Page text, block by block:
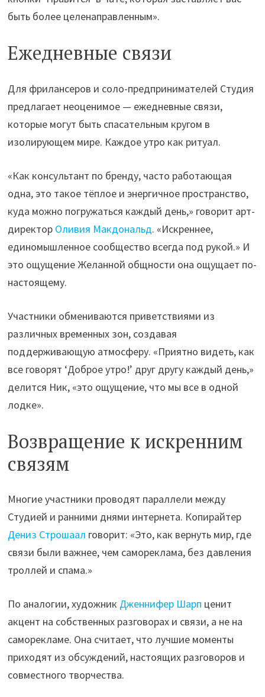
быть более целенаправленным».
Ежедневные связи
Для фрилансеров и соло-предпринимателей Студия
предлагает неоценимое — ежедневные связи,
которые могут быть спасательным кругом в
изолирующем мире. Каждое утро как ритуал.
«Как консультант по бренду, часто работающая
одна, это такое тёплое и энергичное пространство,
куда можно погружаться каждый день,» говорит арт-
директор Оливия Макдональд. «Искреннее,
единомышленное сообщество всегда под рукой.» И
это ощущение Желанной общности она ощущает по-
настоящему.
Участники обмениваются приветствиями из
различных временных зон, создавая
поддерживающую атмосферу. «Приятно видеть, как
все говорят ‘Доброе утро!’ друг другу каждый день,»
делится Ник, «это ощущение, что мы все в одной
лодке».
Возвращение к искренним
связям
Многие участники проводят параллели между
Студией и ранними днями интернета. Копирайтер
Дениз Строшаал говорит: «Это, как вернуть мир, где
связи были важнее, чем самореклама, без давления
троллей и спама.»
По аналогии, художник Дженнифер Шарп ценит
акцент на собственных разговорах и связи, а не на
саморекламе. Она считает, что лучшие моменты
приходят из обсуждений, настоящих разговоров и
совместного творчества.